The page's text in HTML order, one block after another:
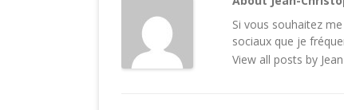
Si vous souhaitez
sociaux que je
View all posts by